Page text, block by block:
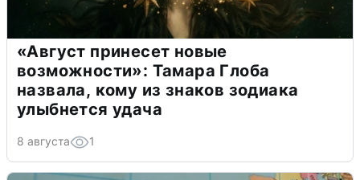
«Август принесет новые
возможности»: Тамара Глоба
назвала, кому из знаков зодиака
улыбнется удача
8 августа 1